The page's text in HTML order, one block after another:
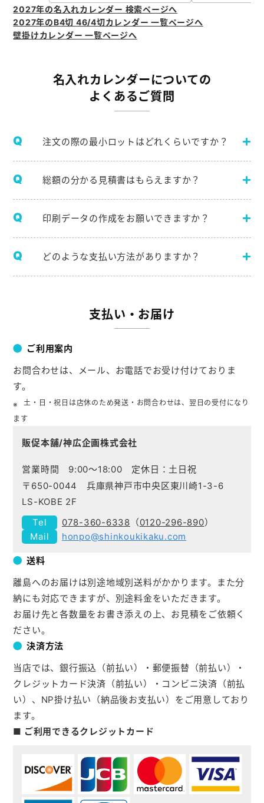
2027年の名入れカレンダー 検索ページへ
2027年のB4切 46/4切カレンダー 一覧ページへ
壁掛けカレンダー 一覧ページへ
名入れカレンダーについての
よくあるご質問
注文の際の最小ロットはどれくらいですか？
総額の分かる見積書はもらえますか？
印刷データの作成をお願いできますか？
どのような支払い方法がありますか？
支払い・お届け
ご利用案内
お問合わせは、メール、お電話でお受け付けておりま
す。
土・日・祝日は店休のため発送・お問合わせは、翌日の受付になり
ます
販促本舗/神広企画株式会社
営業時間 9:00～18:00 定休日：土日祝
〒650-0044 兵庫県神戸市中央区東川崎1-3-6
LS-KOBE 2F
078-360-6338 （0120-296-890）
honpo@shinkoukikaku.com
送料
離島へのお届けは別途地域別送料がかかります。また分
納にも対応できますが、別途料金をいただきます。
お届け先と各数量をお書き添えの上、お見積をご依頼く
ださい。
決済方法
当店では、銀行振込（前払い）・郵便振替（前払い）・
クレジットカード決済（前払い）・コンビニ決済（前払
い）、NP掛け払い（納品後お支払い）をご用意しており
ます。
■ ご利用できるクレジットカード